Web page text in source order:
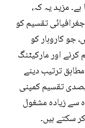
مزید یہ کہ،
تقسیم کو
جو کاروبار کو
اور مارکیٹنگ
ترتیب دینے
تقسیم کمپنی
سے زیادہ مشغول
سکتے ہیں۔